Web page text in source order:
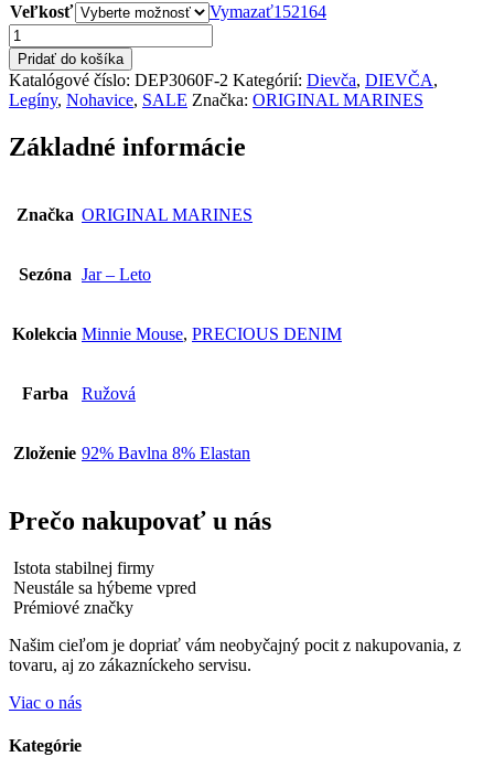
bola:
14,90 €.
je:
7,45 €.
Veľkosť Vymazať152164
množstvo
ORIGINAL
MARINES
Dievčenské
Legíny
2
Pridať do košíka
Katalógové číslo: DEP3060F-2 Kategórií: Dievča, DIEVČA,
Legíny, Nohavice, SALE Značka: ORIGINAL MARINES
Základné informácie
Značka ORIGINAL MARINES
Sezóna Jar – Leto
Kolekcia Minnie Mouse, PRECIOUS DENIM
Farba Ružová
Zloženie 92% Bavlna 8% Elastan
Prečo nakupovať u nás
Istota stabilnej firmy
Neustále sa hýbeme vpred
Prémiové značky
Našim cieľom je dopriať vám neobyčajný pocit z nakupovania, z
tovaru, aj zo zákazníckeho servisu.
Viac o nás
Kategórie